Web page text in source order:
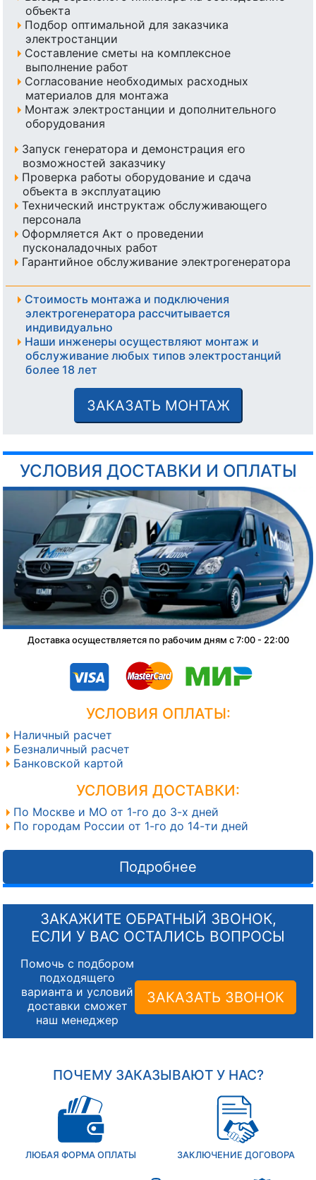
объекта
Подбор оптимальной для заказчика
электростанции
Составление сметы на комплексное
выполнение работ
Согласование необходимых расходных
материалов для монтажа
Монтаж электростанции и дополнительного
оборудования
Запуск генератора и демонстрация его
возможностей заказчику
Проверка работы оборудование и сдача
объекта в эксплуатацию
Технический инструктаж обслуживающего
персонала
Оформляется Акт о проведении
пусконаладочных работ
Гарантийное обслуживание электрогенератора
Стоимость монтажа и подключения
электрогенератора рассчитывается
индивидуально
Наши инженеры осуществляют монтаж и
обслуживание любых типов электростанций
более 18 лет
ЗАКАЗАТЬ МОНТАЖ
УСЛОВИЯ ДОСТАВКИ И ОПЛАТЫ
Доставка осуществляется по рабочим дням с 7:00 - 22:00
УСЛОВИЯ ОПЛАТЫ:
Наличный расчет
Безналичный расчет
Банковской картой
УСЛОВИЯ ДОСТАВКИ:
По Москве и МО от 1-го до 3-х дней
По городам России от 1-го до 14-ти дней
Подробнее
ЗАКАЖИТЕ ОБРАТНЫЙ ЗВОНОК,
ЕСЛИ У ВАС ОСТАЛИСЬ ВОПРОСЫ
Помочь с подбором
подходящего
варианта и условий
доставки сможет
наш менеджер
ЗАКАЗАТЬ ЗВОНОК
ПОЧЕМУ ЗАКАЗЫВАЮТ У НАС?
ЛЮБАЯ ФОРМА ОПЛАТЫ ЗАКЛЮЧЕНИЕ ДОГОВОРА